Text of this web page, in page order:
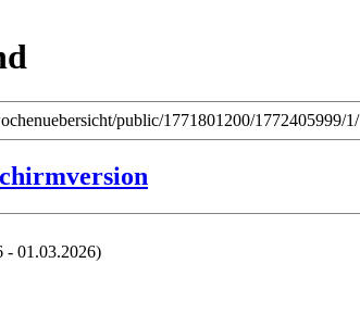
public/1771801200/1772405999/1/
- 01.03.2026)